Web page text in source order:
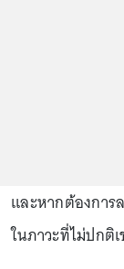
และหากต้องกา
ในภาวะที่ไม่ปกติ